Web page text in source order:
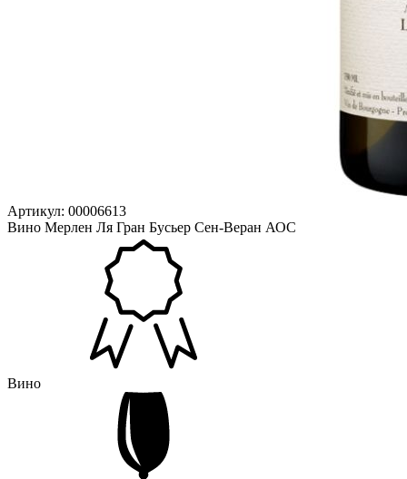
Артикул: 00006613
Вино Мерлен Ля Гран Бусьер Сен-Веран АОС
Вино